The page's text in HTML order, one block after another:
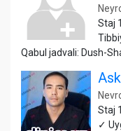
Staj
Qabul jadvali: Dush-
Staj
✓